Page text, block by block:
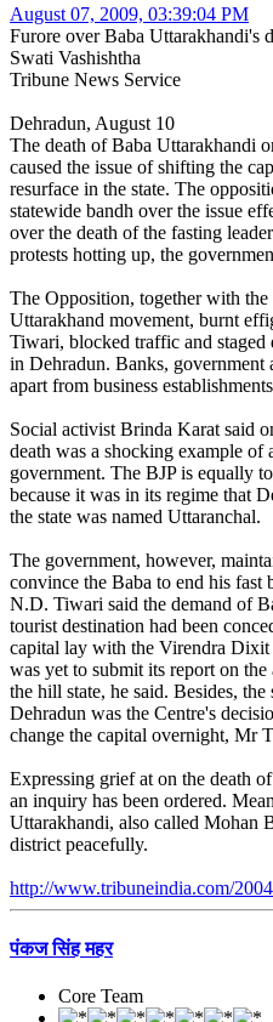
August 07, 2009, 03:39:04 PM
Furore over Baba Uttarakhandi's
Swati Vashishtha
Tribune News Service
Dehradun, August 10
The death of Baba Uttarakhandi
caused the issue of shifting the
resurface in the state. The
statewide bandh over the issue
over the death of the fasting
protests hotting up, the
The Opposition, together with
Uttarakhand movement, burnt
Tiwari, blocked traffic and staged
in Dehradun. Banks, government
apart from business
Social activist Brinda Karat said
death was a shocking example
government. The BJP is equally
because it was in its regime that
the state was named Uttaranchal.
The government, however,
convince the Baba to end his
N.D. Tiwari said the demand of
tourist destination had been
capital lay with the Virendra
was yet to submit its report on
the hill state, he said. Besides,
Dehradun was the Centre's
change the capital overnight, Mr
Expressing grief at on the death
an inquiry has been ordered.
Uttarakhandi, also called Mohan
district peacefully.
http://www.tribuneindia.com/
पंकज सिंह महर
Core Team